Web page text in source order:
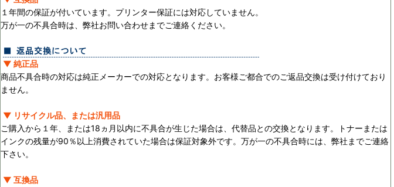
１年間の保証が付いています。プリンター保証には対応していません。
万が一の不具合時は、弊社お問い合わせまでご連絡ください。
▼ 純正品
商品不具合時の対応は純正メーカーでの対応となります。お客様ご都合でのご返品交換は受け付けており
ません。
▼ リサイクル品、または汎用品
ご購入から１年、または18ヵ月以内に不具合が生じた場合は、代替品との交換となります。トナーまたは
インクの残量が90％以上消費されていた場合は保証対象外です。万が一の不具合時には、弊社までご連絡
下さい。
▼ 互換品